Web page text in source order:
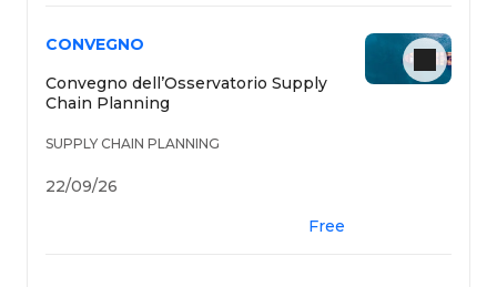
SUPPLY CHAIN PLANNING
CONVEGNO
Convegno dell’Osservatorio Supply
Chain Planning
22/09/26
Free